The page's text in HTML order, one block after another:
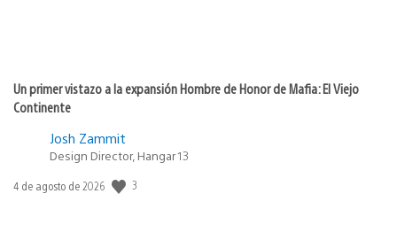
Un primer vistazo a la expansión Hombre de Honor de Mafia: El Viejo
Continente
Josh Zammit
Design Director, Hangar 13
Fecha
4 de agosto de 2026 3